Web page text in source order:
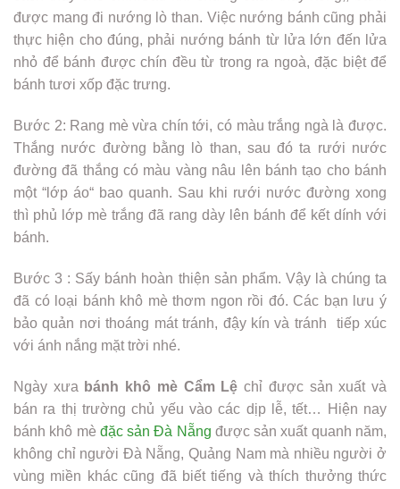
được mang đi nướng lò than. Việc nướng bánh cũng phải
thực hiện cho đúng, phải nướng bánh từ lửa lớn đến lửa
nhỏ để bánh được chín đều từ trong ra ngoà, đặc biệt để
bánh tươi xốp đặc trưng.
Bước 2: Rang mè vừa chín tới, có màu trắng ngà là được.
Thắng nước đường bằng lò than, sau đó ta rưới nước
đường đã thắng có màu vàng nâu lên bánh tạo cho bánh
một “lớp áo“ bao quanh. Sau khi rưới nước đường xong
thì phủ lớp mè trắng đã rang dày lên bánh để kết dính với
bánh.
Bước 3 : Sấy bánh hoàn thiện sản phẩm. Vậy là chúng ta
đã có loại bánh khô mè thơm ngon rồi đó. Các bạn lưu ý
bảo quản nơi thoáng mát tránh, đậy kín và tránh tiếp xúc
với ánh nắng mặt trời nhé.
Ngày xưa bánh khô mè Cẩm Lệ chỉ được sản xuất và
bán ra thị trường chủ yếu vào các dịp lễ, tết… Hiện nay
bánh khô mè đặc sản Đà Nẵng được sản xuất quanh năm,
không chỉ người Đà Nẵng, Quảng Nam mà nhiều người ở
vùng miền khác cũng đã biết tiếng và thích thưởng thức